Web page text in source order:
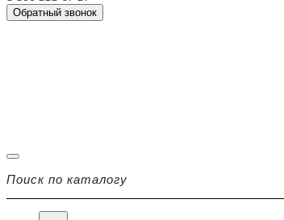
Обратный звонок